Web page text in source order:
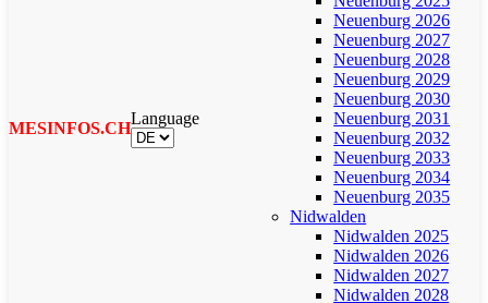
MESINFOS.CH
Language
Neuenburg 2026
Neuenburg 2027
Neuenburg 2028
Neuenburg 2029
Neuenburg 2030
Neuenburg 2031
Neuenburg 2032
Neuenburg 2033
Neuenburg 2034
Neuenburg 2035
Nidwalden
Nidwalden 2025
Nidwalden 2026
Nidwalden 2027
Nidwalden 2028